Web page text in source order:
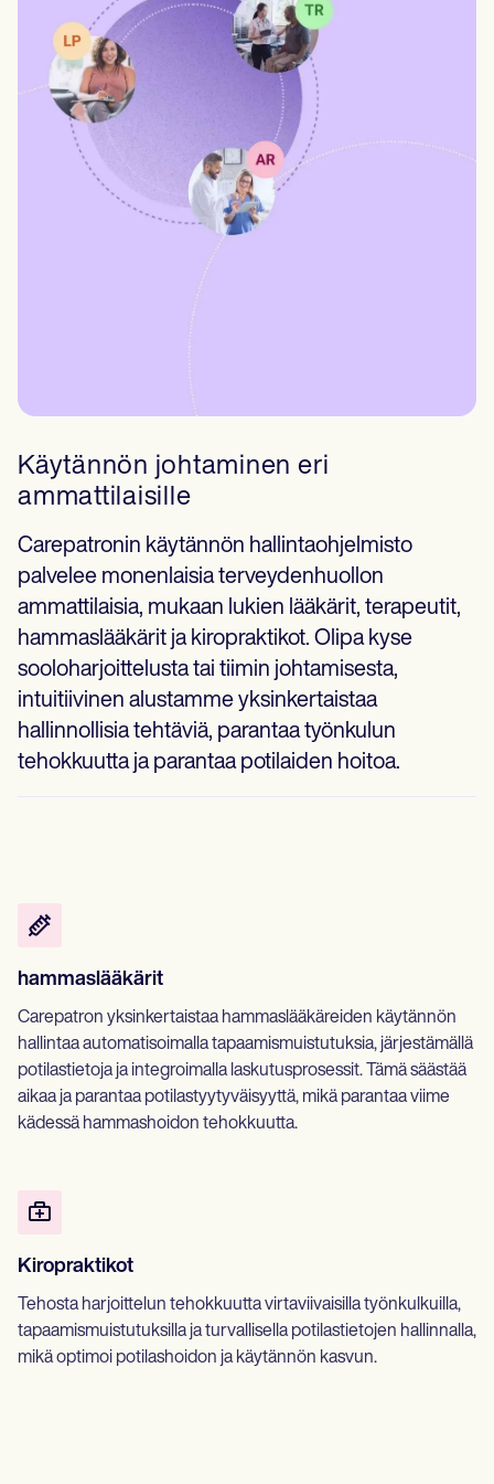
Käytännön johtaminen eri
ammattilaisille
Carepatronin käytännön hallintaohjelmisto
palvelee monenlaisia terveydenhuollon
ammattilaisia, mukaan lukien lääkärit, terapeutit,
hammaslääkärit ja kiropraktikot. Olipa kyse
sooloharjoittelusta tai tiimin johtamisesta,
intuitiivinen alustamme yksinkertaistaa
hallinnollisia tehtäviä, parantaa työnkulun
tehokkuutta ja parantaa potilaiden hoitoa.
hammaslääkärit
Carepatron yksinkertaistaa hammaslääkäreiden käytännön
hallintaa automatisoimalla tapaamismuistutuksia, järjestämällä
potilastietoja ja integroimalla laskutusprosessit. Tämä säästää
aikaa ja parantaa potilastyytyväisyyttä, mikä parantaa viime
kädessä hammashoidon tehokkuutta.
Kiropraktikot
Tehosta harjoittelun tehokkuutta virtaviivaisilla työnkulkuilla,
tapaamismuistutuksilla ja turvallisella potilastietojen hallinnalla,
mikä optimoi potilashoidon ja käytännön kasvun.